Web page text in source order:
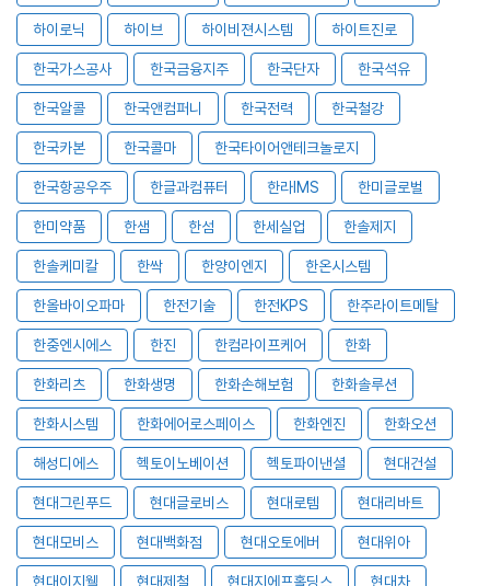
하이로닉 하이브 하이비젼시스템 하이트진로
한국가스공사 한국금융지주 한국단자 한국석유
한국알콜 한국앤컴퍼니 한국전력 한국철강
한국카본 한국콜마 한국타이어앤테크놀로지
한국항공우주 한글과컴퓨터 한라IMS 한미글로벌
한미약품 한샘 한섬 한세실업 한솔제지
한솔케미칼 한싹 한양이엔지 한온시스템
한올바이오파마 한전기술 한전KPS 한주라이트메탈
한중엔시에스 한진 한컴라이프케어 한화
한화리츠 한화생명 한화손해보험 한화솔루션
한화시스템 한화에어로스페이스 한화엔진 한화오션
해성디에스 헥토이노베이션 헥토파이낸셜 현대건설
현대그린푸드 현대글로비스 현대로템 현대리바트
현대모비스 현대백화점 현대오토에버 현대위아
현대이지웰 현대제철 현대지에프홀딩스 현대차